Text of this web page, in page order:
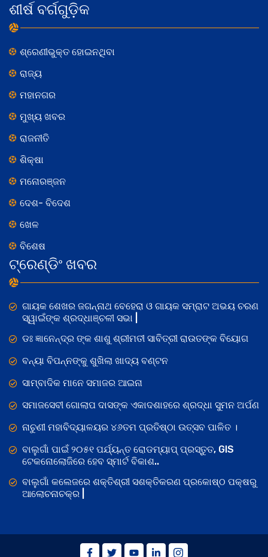
ଶୀର୍ଷ ବର୍ଗଗୁଡ଼ିକ
ଶ୍ରେଣୀଭୁକ୍ତ ହୋଇନଥିବା
ରାଜ୍ୟ
ମହାନଗର
ମୁଖ୍ୟ ଖବର
ରାଜନୀତି
ଶିକ୍ଷା
ମନୋରଞ୍ଜନ
ଦେଶ- ବିଦେଶ
ଖେଳ
ବିଶେଷ
ଟ୍ରେଣ୍ଡିଂ ଖବର
ଗାୟକ ଶେଖର ଜଗନ୍ନାଥ ବେହେରା ଓ ଗାୟକ ସମ୍ରାଟ ଅଭୟ ଚରଣ
ସ୍ୱାଇଁଙ୍କ ଶ୍ରଦ୍ଧାଞ୍ଚଳୀ ସଭା |
ଡଃ ଜ୍ଞାନେନ୍ଦ୍ର ଙ୍କ ଶାଶୁ ଶ୍ରୀମତୀ ସାବିତ୍ରୀ ରାଉତଙ୍କ ବିୟୋଗ
ବନ୍ୟା ବିପନ୍ନଙ୍କୁ ଶୁଖିଲା ଖାଦ୍ୟ ବଣ୍ଟନ
ସାମ୍ବାଦିକ ମାନେ ସମାଜର ଆଇନା
ସମାଜସେବୀ ଗୋଲାପ ଦାସଙ୍କ ଏକାଦଶାହରେ ଶ୍ରଦ୍ଧା ସୁମନ ଅର୍ପଣ
ନାଚୁଣୀ ମହାବିଦ୍ୟାଳୟର ୪୬ତମ ପ୍ରତିଷ୍ଠା ଉତ୍ସବ ପାଳିତ ।
ବାଲୁଗାଁ ପାଇଁ ୨୦୫୧ ପର୍ଯ୍ୟନ୍ତ ରୋଡମ୍ୟାପ୍ ପ୍ରସ୍ତୁତ, GIS
ଟେକନୋଲୋଜିରେ ହେବ ସ୍ମାର୍ଟ ବିକାଶ..
ବାଲୁଗାଁ କଲେଜରେ ଶକ୍ତିଶ୍ରୀ ସଶକ୍ତିକରଣ ପ୍ରକୋଷ୍ଠ ପକ୍ଷରୁ
ଆଲୋଚନାଚକ୍ର |